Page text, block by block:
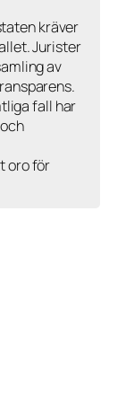
kräver
Jurister
av
fall har
oro för